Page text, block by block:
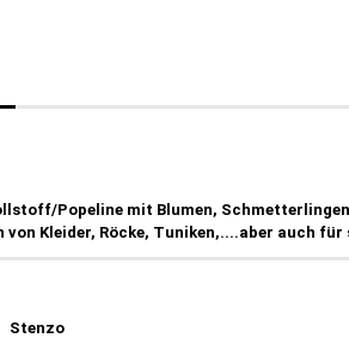
Popeline mit Blumen, Schmetterlingen
von Kleider, Röcke, Tuniken,....aber auch
Stenzo